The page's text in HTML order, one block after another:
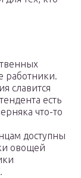
работники.
славится
есть
что-то
доступны
овощей